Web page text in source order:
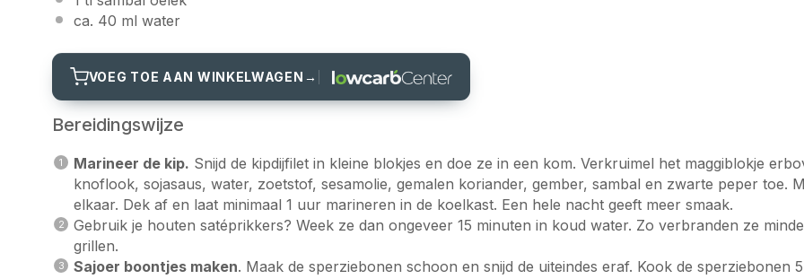
ca. 40 ml water
VOEG TOE AAN WINKELWAGEN →
Bereidingswijze
Marineer de kip. Snijd de kipdijfilet in kleine blokjes en doe ze in een kom. Verkruimel het maggiblokje
knoflook, sojasaus, water, zoetstof, sesamolie, gemalen koriander, gember, sambal en zwarte peper toe.
elkaar. Dek af en laat minimaal 1 uur marineren in de koelkast. Een hele nacht geeft meer smaak.
Gebruik je houten satéprikkers? Week ze dan ongeveer 15 minuten in koud water. Zo verbranden ze
grillen.
Sajoer boontjes maken. Maak de sperziebonen schoon en snijd de uiteindes eraf. Kook de sperziebonen